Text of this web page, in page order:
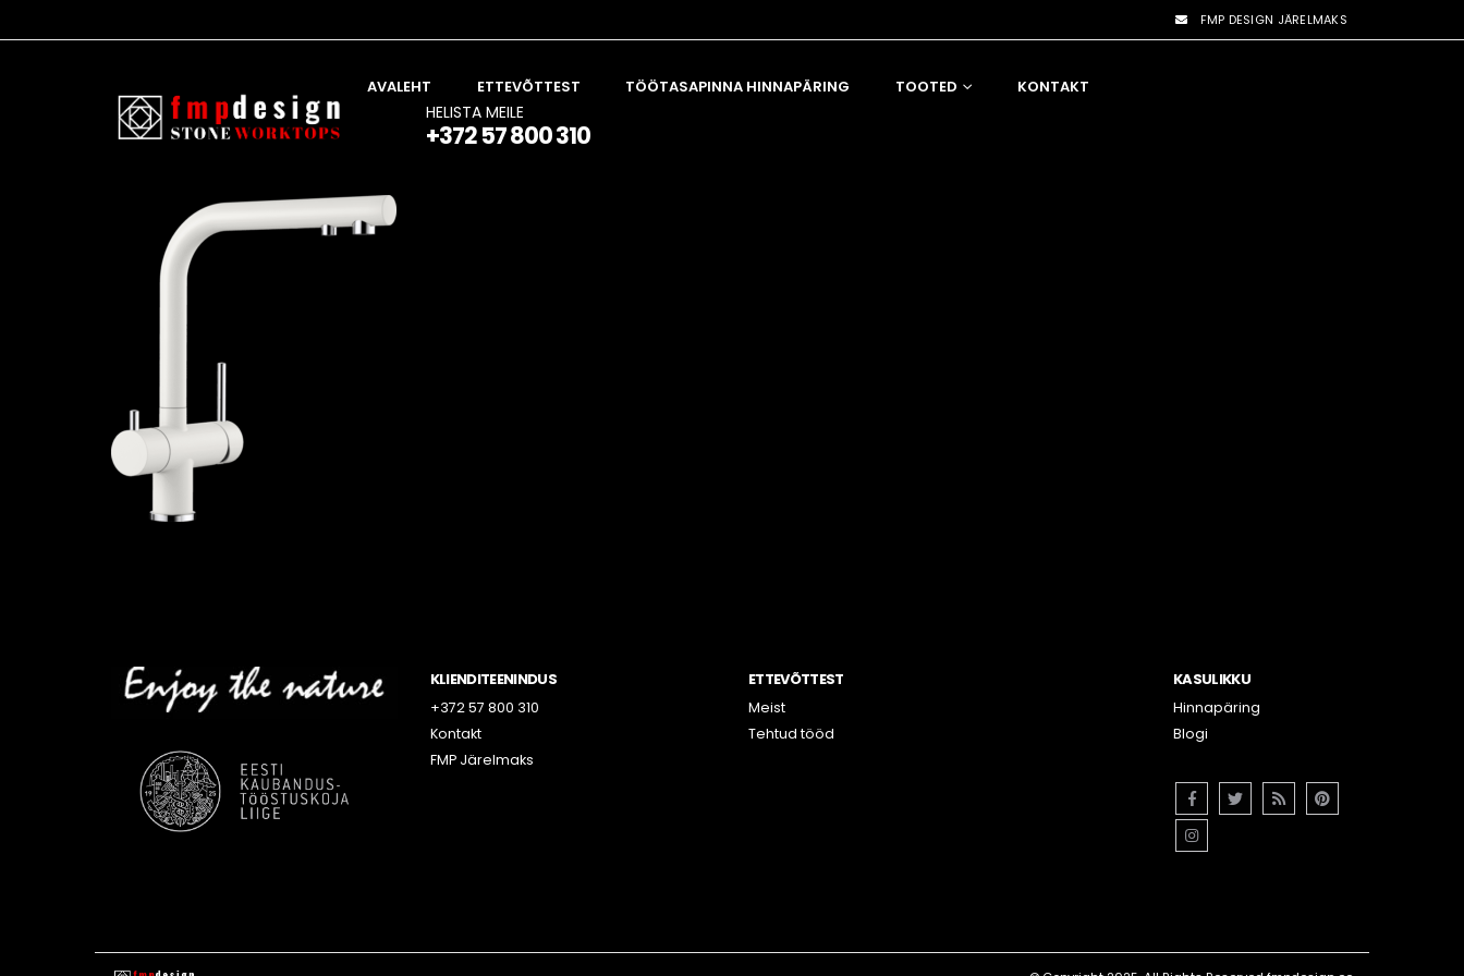
FMP DESIGN JÄRELMAKS
AVALEHT ETTEVÕTTEST TÖÖTASAPINNA HINNAPÄRING TOOTED KONTAKT
HELISTA MEILE
+372 57 800 310
KLIENDITEENINDUS
+372 57 800 310
Kontakt
FMP Järelmaks
ETTEVÕTTEST
Meist
Tehtud tööd
KASULIKKU
Hinnapäring
Blogi